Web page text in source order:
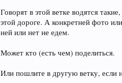
Говорят в этой ветке водятся
этой дороге. А конкретней фото
ней или нет не едем.
Может кто (есть чем) поделиться.
Или пошлите в другую ветку, если